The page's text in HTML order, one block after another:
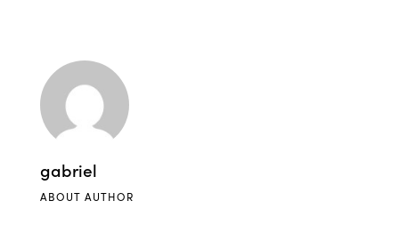
gabriel
ABOUT AUTHOR